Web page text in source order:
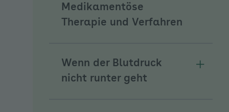
Medikamentöse
Therapie und Verfahren
Wenn der Blutdruck
nicht runter geht